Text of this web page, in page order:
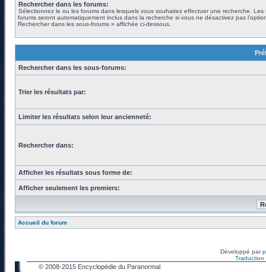
Rechercher dans les forums:
Sélectionnez le ou les forums dans lesquels vous souhaitez effectuer une recherche. Les
forums seront automatiquement inclus dans la recherche si vous ne désactivez pas
Rechercher dans les sous-forums » affichée ci-dessous.
Rechercher dans les sous-forums:
Trier les résultats par:
Limiter les résultats selon leur ancienneté:
Rechercher dans:
Afficher les résultats sous forme de:
Afficher seulement les premiers:
Accueil du forum
Développé par
Traduction
© 2008-2015 Encyclopédie du Paranormal